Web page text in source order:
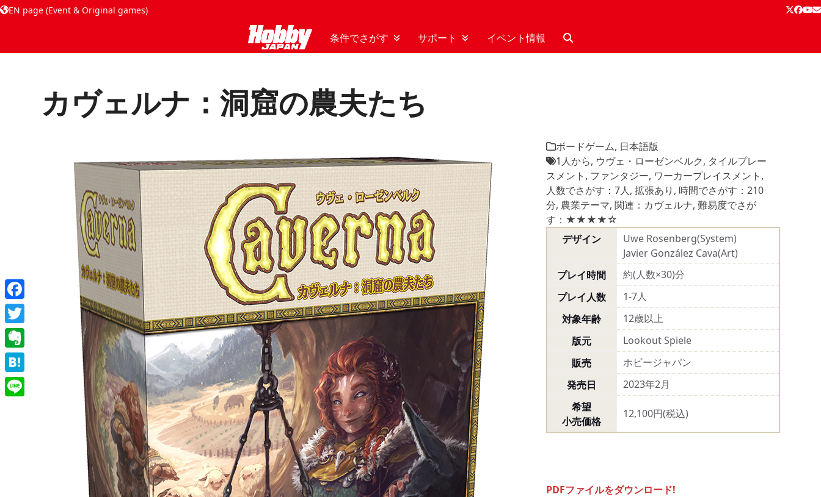
EN page (Event & Original games) Twitter
条件でさがす サポート イベント情報
カヴェルナ：洞窟の農夫たち
ボードゲーム, 日本語版
1人から, ウヴェ・ローゼンベルク, タイルプレー
スメント , ファンタジー, ワーカープレイスメント ,
人数でさがす：7人, 拡張あり , 時間でさがす：210
分, 農業テーマ, 関連：カヴェルナ, 難易度でさが
す：★★★★☆
デザイン
Uwe Rosenberg(System)
Javier González Cava(Art)
プレイ時間
約(人数×30)分
プレイ人数
1-7人
対象年齢
12歳以上
版元
Lookout Spiele
販売
ホビージャパン
発売日
2023年2月
希望
小売価格
12,100円(税込)
PDFファイルをダウンロード!
Facebook
Twitter
Evernote
Hatena